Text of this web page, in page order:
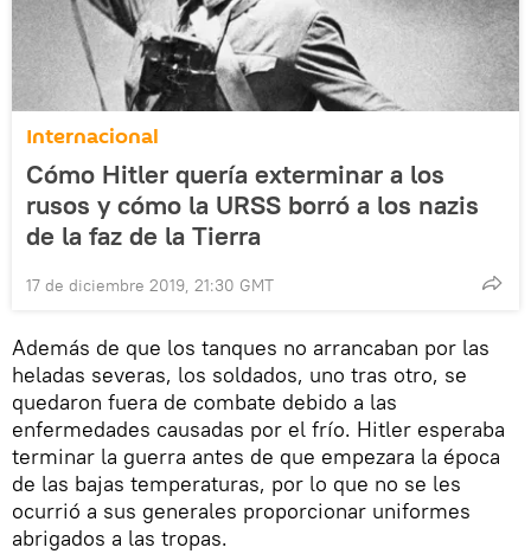
Internacional
Cómo Hitler quería exterminar a los
rusos y cómo la URSS borró a los nazis
de la faz de la Tierra
17 de diciembre 2019, 21:30 GMT
Además de que los tanques no arrancaban por las
heladas severas, los soldados, uno tras otro, se
quedaron fuera de combate debido a las
enfermedades causadas por el frío. Hitler esperaba
terminar la guerra antes de que empezara la época
de las bajas temperaturas, por lo que no se les
ocurrió a sus generales proporcionar uniformes
abrigados a las tropas.